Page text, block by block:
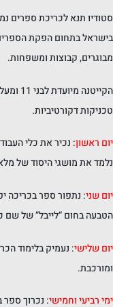
סטודיו תנא לכריכת ספרים
בישראל בתחום הפקת הספרים
מבוגרים, קבוצות ומשפחות.
טכניקות דקורטיביות.
יום ראשון: נכיר את כלי
נלמד את מושגי היסוד של
יום שני
הטבעה בחום “לייבל” של שם
יום שלישי: נעמיק בלימוד
ומורכבת.
ימי רביעי וחמישי: נכרוך